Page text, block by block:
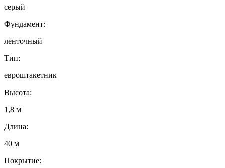
серый
Фундамент:
ленточный
Тип:
евроштакетник
Высота:
1,8 м
Длина:
40 м
Покрытие: